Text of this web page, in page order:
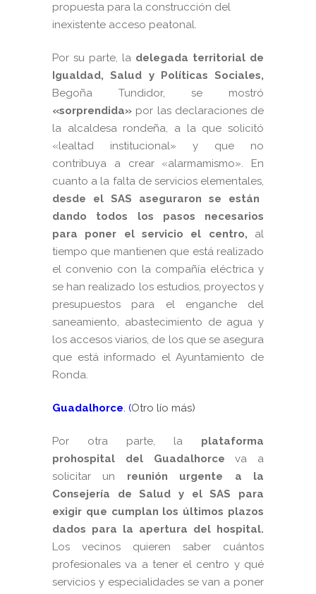
propuesta para la construcción del
inexistente acceso peatonal.
Por su parte, la delegada territorial de
Igualdad, Salud y Políticas Sociales,
Begoña Tundidor, se mostró
«sorprendida» por las declaraciones de
la alcaldesa rondeña, a la que solicitó
«lealtad institucional» y que no
contribuya a crear «alarmamismo». En
cuanto a la falta de servicios elementales,
desde el SAS aseguraron se están
dando todos los pasos necesarios
para poner el servicio el centro, al
tiempo que mantienen que está realizado
el convenio con la compañía eléctrica y
se han realizado los estudios, proyectos y
presupuestos para el enganche del
saneamiento, abastecimiento de agua y
los accesos viarios, de los que se asegura
que está informado el Ayuntamiento de
Ronda.
Guadalhorce. (Otro lío más)
Por otra parte, la plataforma
prohospital del Guadalhorce va a
solicitar un reunión urgente a la
Consejería de Salud y el SAS para
exigir que cumplan los últimos plazos
dados para la apertura del hospital.
Los vecinos quieren saber cuántos
profesionales va a tener el centro y qué
servicios y especialidades se van a poner